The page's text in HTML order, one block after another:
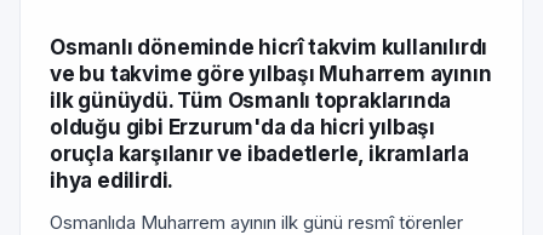
Osmanlı döneminde hicrî takvim kullanılırdı
ve bu takvime göre yılbaşı Muharrem ayının
ilk günüydü. Tüm Osmanlı topraklarında
olduğu gibi Erzurum'da da hicri yılbaşı
oruçla karşılanır ve ibadetlerle, ikramlarla
ihya edilirdi.
Osmanlıda Muharrem ayının ilk günü resmî törenler